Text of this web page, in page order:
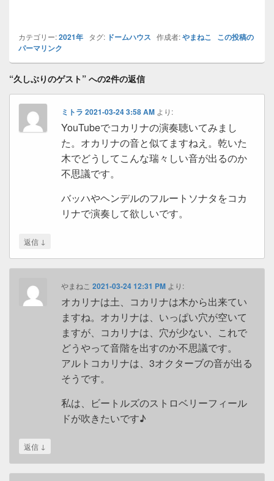
カテゴリー:2021年 タグ: ドームハウス 作成者:やまねこ
この投稿の
パーマリンク
“久しぶりのゲスト” への2件の返信
ミトラ 2021-03-24 3:58 AM より:
YouTubeでコカリナの演奏聴いてみまし
た。オカリナの音と似てますねえ。乾いた
木でどうしてこんな瑞々しい音が出るのか
不思議です。
バッハやヘンデルのフルートソナタをコカ
リナで演奏して欲しいです。
返信 ↓
やまねこ 2021-03-24 12:31 PM より:
オカリナは土、コカリナは木から出来てい
ますね。オカリナは、いっぱい穴が空いて
ますが、コカリナは、穴が少ない、これで
どうやって音階を出すのか不思議です。
アルトコカリナは、3オクターブの音が出る
そうです。
私は、ビートルズのストロベリーフィール
ドが吹きたいです♪
返信 ↓